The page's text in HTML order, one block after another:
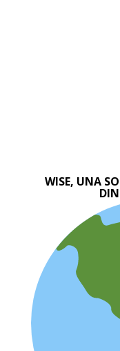
WISE, UNA